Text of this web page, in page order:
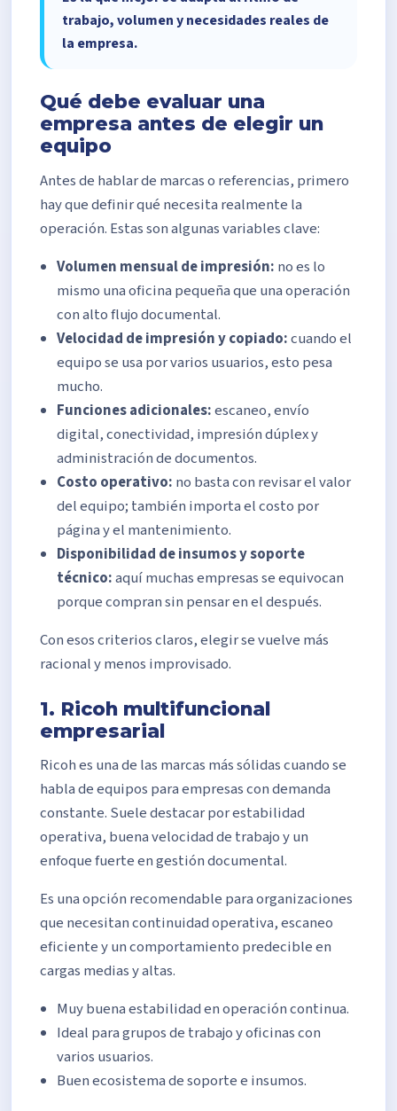
trabajo, volumen y necesidades reales de
la empresa.
Qué debe evaluar una
empresa antes de elegir un
equipo
Antes de hablar de marcas o referencias, primero
hay que definir qué necesita realmente la
operación. Estas son algunas variables clave:
Volumen mensual de impresión: no es lo
mismo una oficina pequeña que una operación
con alto flujo documental.
Velocidad de impresión y copiado:cuando el
equipo se usa por varios usuarios, esto pesa
mucho.
Funciones adicionales:escaneo, envío
digital, conectividad, impresión dúplex y
administración de documentos.
Costo operativo: no basta con revisar el valor
del equipo; también importa el costo por
página y el mantenimiento.
Disponibilidad de insumos y soporte
técnico:aquí muchas empresas se equivocan
porque compran sin pensar en el después.
Con esos criterios claros, elegir se vuelve más
racional y menos improvisado.
1. Ricoh multifuncional
empresarial
Ricoh es una de las marcas más sólidas cuando se
habla de equipos para empresas con demanda
constante. Suele destacar por estabilidad
operativa, buena velocidad de trabajo y un
enfoque fuerte en gestión documental.
Es una opción recomendable para organizaciones
que necesitan continuidad operativa, escaneo
eficiente y un comportamiento predecible en
cargas medias y altas.
Muy buena estabilidad en operación continua.
Ideal para grupos de trabajo y oficinas con
varios usuarios.
Buen ecosistema de soporte e insumos.